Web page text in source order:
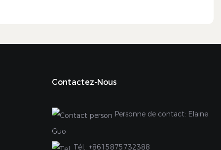
Contactez-Nous
Personne de contact: Elaine
Guo
Tél.: +8615875732388